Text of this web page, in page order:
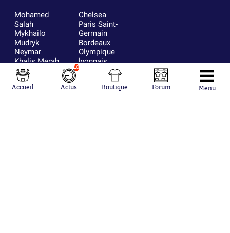
Mohamed
Salah
Mykhailo
Mudryk
Neymar
Khalis Merah
Loïs Openda
Moussa
Niakhaté
Chelsea
Paris Saint-
Germain
Bordeaux
Olympique
lyonnais
FIFA
Real Madrid
RC Strasbourg
Accueil
10
Actus Boutique Forum Menu